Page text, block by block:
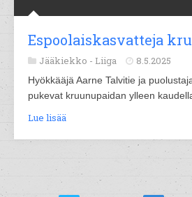
Espoolaiskasvatteja
Jääkiekko - Liiga 8.5.2025
Hyökkääjä Aarne Talvitie ja
pukevat kruunupaidan ylleen
Lue lisää